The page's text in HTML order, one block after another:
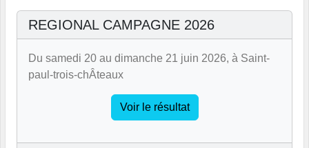
REGIONAL CAMPAGNE 2026
Du samedi 20 au dimanche 21 juin 2026, à Saint-
paul-trois-chÂteaux
Voir le résultat